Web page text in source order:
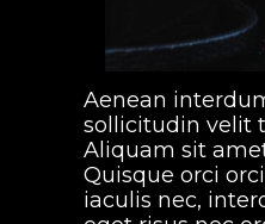
Aenean
sollicitudin velit
Aliquam sit
Quisque orci
iaculis nec,